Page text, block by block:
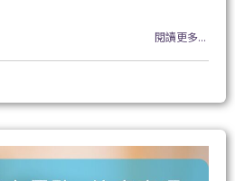
閱讀更多...